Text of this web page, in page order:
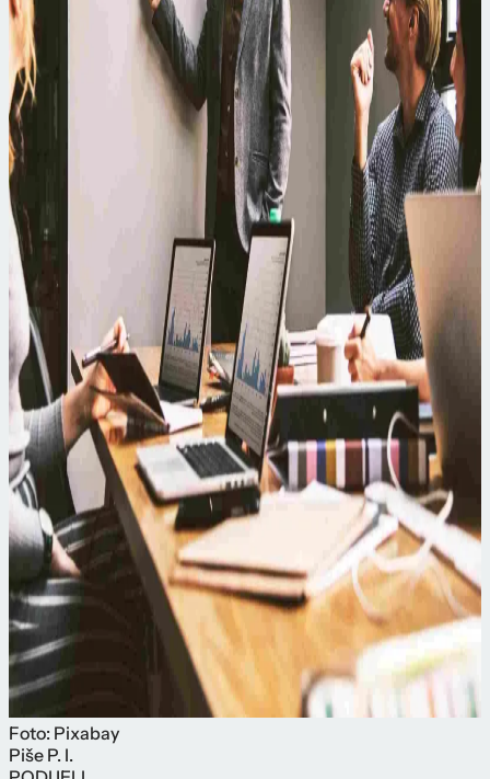
Foto: Pixabay
Piše P. I.